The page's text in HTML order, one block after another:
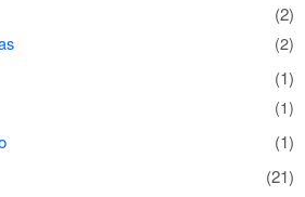
(2)
(2)
(1)
(1)
(1)
(21)